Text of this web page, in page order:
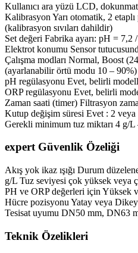
Kullanıcı ara yüzü LCD,
Kalibrasyon Yarı otomatik, 2
(kalibrasyon sıvıları dahildir)
Set değeri Fabrika ayarı: pH =
Elektrot konumu Sensor
Çalışma modları Normal, Boost
(ayarlanabilir örtü modu 10 – 90%)
pH regülasyonu Evet, belirli
ORP regülasyonu Evet, belirli
Zaman saati (timer) Filtrasyon
Kutup değişim süresi Evet : 2 veya
Gerekli minimum tuz miktarı 4 g/
expert Güvenlik Özeliği
Akış yok ikaz ışığı Durum
g/L Tuz seviyesi çok yüksek veya
PH ve ORP değerleri için Yüksek
Hücre pozisyonu Yatay veya Dikey
Tesisat uyumu DN50 mm, DN63
Teknik Özelikleri